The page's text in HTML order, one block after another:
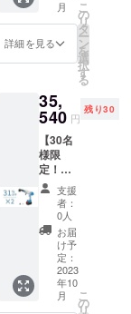
空気抜
きノズ
ル×1 日
リー×1
6in1ノ
ズル×1
機ノズ
ル×1 洗
剤タン
クノズ
ル×1 エ
アダス
ターノ
ズル×1
空気入
れノズ
ル×1 ク
リー
ナーノ
ズル×1
空気抜
一般予
定販売
価
格:25,7
50円
込） ※
送料無
料（日
本国内
限定）
内容
物： 本
体×1 充
電器×1
収納
バッグ
×1 フィ
ルタ×1
バッテ
リー×1
月
詳細を見る
こ
の
リ
タ
ー
ン
を
選
択
す
る
35,
540 円
残り30
【30名
様限
定！超
早割
31％OF
F !】多
機能洗
車セッ
「KaiTa
k」×2
一般予
支援
者：
0人
お届
け予
定：
2023
年10
月
こ
の
リ